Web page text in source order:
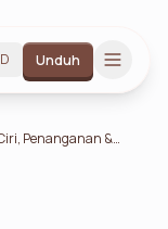
Unduh
Penanganan &